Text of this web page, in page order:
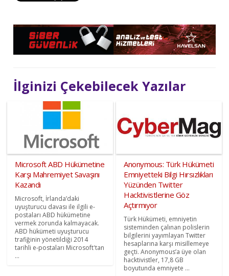
İlginizi Çekebilecek Yazılar
Microsoft ABD Hükümetine
Karşı Mahremiyet Savaşını
Kazandı
Microsoft, İrlanda’daki
uyuşturucu davası ile ilgili e-
postaları ABD hükümetine
vermek zorunda kalmayacak.
ABD hükümeti uyuşturucu
trafiğinin yönetildiği 2014
tarihli e-postaları Microsoft'tan
...
Anonymous: Türk Hükümeti
Emniyetteki Bilgi Hırsızlıkları
Yüzünden Twitter
Hacktivistlerine Göz
Açtırmıyor
Türk Hükümeti, emniyetin
sisteminden çalınan polislerin
bilgilerini yayımlayan Twitter
hesaplarına karşı misillemeye
geçti. Anonymous’a üye olan
hacktivistler, 17,8 GB
boyutunda emniyete ...